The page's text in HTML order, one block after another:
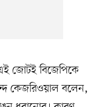
জোটই বিজেপিকে
কেজরিওয়াল বলেন,